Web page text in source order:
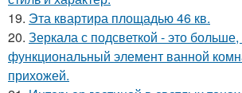
19. Эта квартира площадью 46 кв.
20. Зеркала с подсветкой - это
функциональный элемент ванной
прихожей.